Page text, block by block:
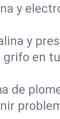
y
y
en
de